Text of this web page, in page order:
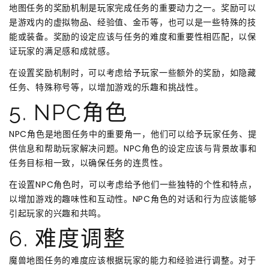
地图任务的奖励机制是玩家完成任务的重要动力之一。奖励可以
是游戏内的虚拟物品、经验值、金币等，也可以是一些特殊的技
能或装备。奖励的设定应该与任务的难度和重要性相匹配，以保
证玩家的满足感和成就感。
在设置奖励机制时，可以考虑给予玩家一些额外的奖励，如隐藏
任务、特殊称号等，以增加游戏的乐趣和挑战性。
5. NPC角色
NPC角色是地图任务中的重要角一，他们可以给予玩家任务、提
供信息和帮助玩家解决问题。NPC角色的设定应该与背景故事和
任务目标相一致，以确保任务的连贯性。
在设置NPC角色时，可以考虑给予他们一些独特的个性和特点，
以增加游戏的趣味性和互动性。NPC角色的对话和行为应该能够
引起玩家的兴趣和共鸣。
6. 难度调整
魔兽地图任务的难度应该根据玩家的能力和经验进行调整。对于